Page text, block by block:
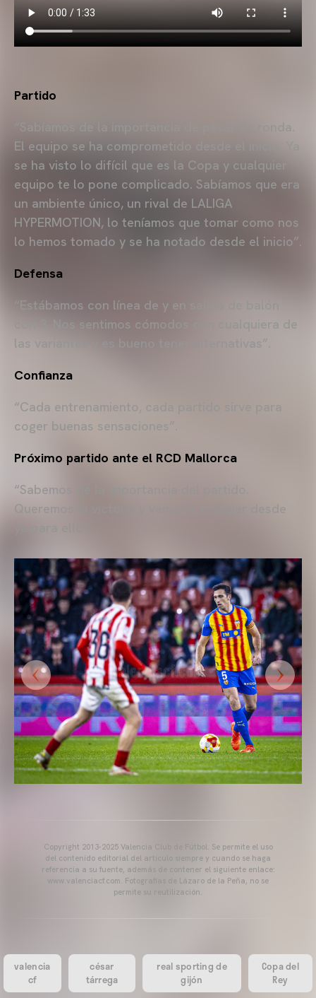
Partido
“Sabíamos de la importancia de pasar de ronda.
El equipo se ha comprometido desde el inicio. Ya
se ha visto lo difícil que es la Copa y cualquier
equipo te lo pone complicado. Sabíamos que era
un ambiente único, un rival de LALIGA
HYPERMOTION, lo teníamos que tomar como nos
lo hemos tomado y se ha notado desde el inicio”.
Defensa
“Estábamos con línea de y en salida de balón
con 3. Nos sentimos cómodos con cualquiera de
las variantes y es bueno tener alternativas”.
Confianza
“Cada entrenamiento, cada partido sirve para
coger buenas sensaciones”.
Próximo partido ante el RCD Mallorca
“Sabemos de la importancia del partido.
Queremos la victoria y vamos a trabajar desde
Copyright 2013-2025 Valencia Club de Fútbol. Se permite el uso
del contenido editorial del artículo siempre y cuando se haga
referencia a su fuente, además de contener el siguiente enlace:
www.valenciacf.com. Fotografías de Lázaro de la Peña, no se
permite su reutilización.
valencia
cf
césar
tárrega
real sporting de
gijón
Copa del
Rey